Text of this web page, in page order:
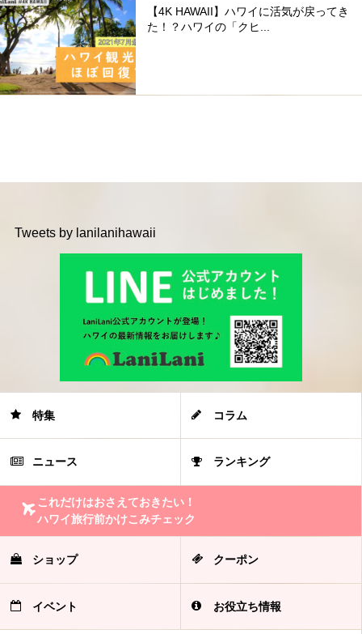
【4K HAWAII】ハワイに活気が戻ってき
た！？ハワイの「クヒ...
Tweets by lanilanihawaii
特集 コラム
ニュース ランキング
これだけはおさえておきたい！
ハワイ旅行前かけこみチェック
ショップ クーポン
イベント お役立ち情報